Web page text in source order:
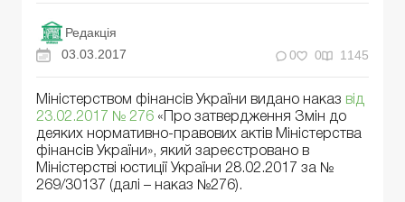
Редакція
03.03.2017
0 0 1145
Міністерством фінансів України видано наказ від
23.02.2017 № 276 «Про затвердження Змін до
деяких нормативно-правових актів Міністерства
фінансів України», який зареєстровано в
Міністерстві юстиції України 28.02.2017 за №
269/30137 (далі – наказ №276).